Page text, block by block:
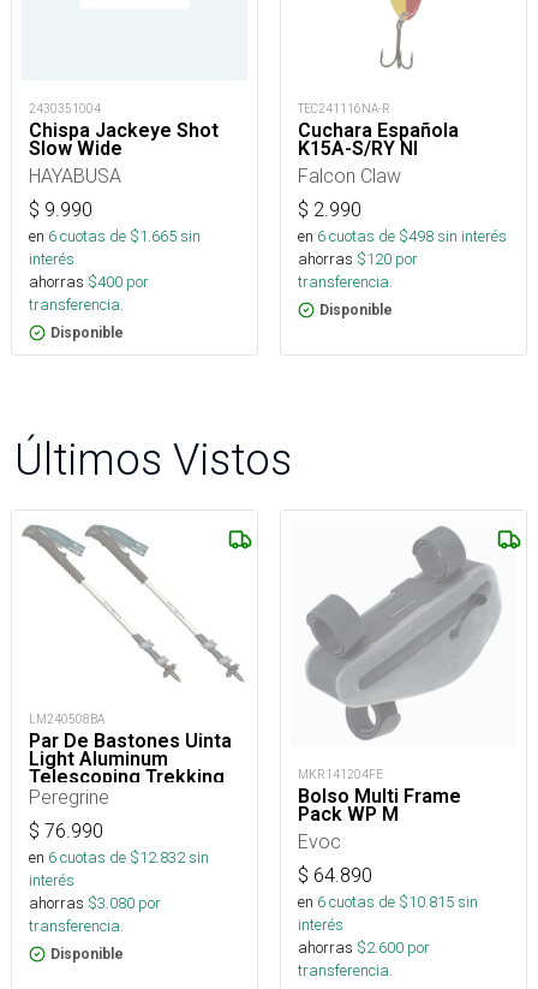
2430351004
Chispa Jackeye Shot
Slow Wide
HAYABUSA
$ 9.990
en 6cuotas de $1.665sin
interés
ahorras $400 por
transferencia.
Disponible
TEC241116NA-R
Cuchara Española
K15A-S/RY NI
Falcon Claw
$ 2.990
en 6cuotas de $498sin interés
ahorras $120 por
transferencia.
Disponible
Últimos Vistos
LM240508BA
Par De Bastones Uinta
Light Aluminum
Telescoping Trekking
Pole
Peregrine
$ 76.990
en 6cuotas de $12.832sin
interés
ahorras $3.080 por
transferencia.
Disponible
MKR141204FE
Bolso Multi Frame
Pack WP M
Evoc
$ 64.890
en 6cuotas de $10.815sin
interés
ahorras $2.600 por
transferencia.